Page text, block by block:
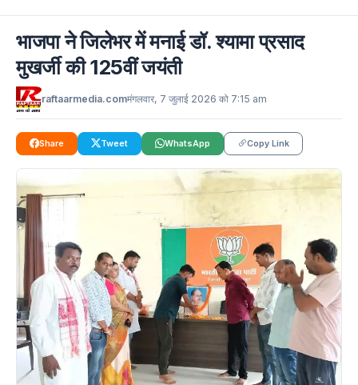
भाजपा ने जिलेभर में मनाई डॉ. श्यामा प्रसाद
मुखर्जी की 125वीं जयंती
raftaarmedia.comमंगलवार, 7 जुलाई 2026 को 7:15 am
Share Tweet WhatsApp Copy Link